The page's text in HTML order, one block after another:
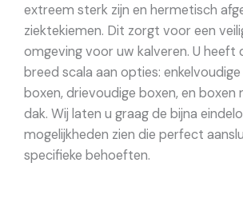
extreem sterk zijn en hermetisch
ziektekiemen. Dit zorgt voor een
omgeving voor uw kalveren. U heeft
breed scala aan opties:
boxen, drievoudige boxen, en
dak. Wij laten u graag de bijna
mogelijkheden zien die perfect
specifieke behoeften.